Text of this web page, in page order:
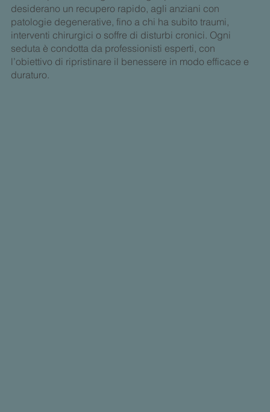
desiderano un recupero rapido, agli anziani con
patologie degenerative, fino a chi ha subito traumi,
interventi chirurgici o soffre di disturbi cronici. Ogni
seduta è condotta da professionisti esperti, con
l’obiettivo di ripristinare il benessere in modo efficace e
duraturo.